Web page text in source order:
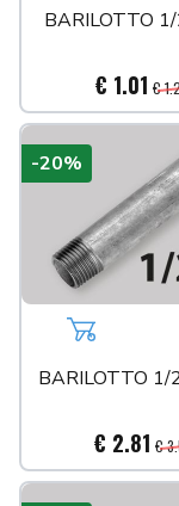
BARILOTTO
€ 1.01 €
Aggiungi
BARILOTTO 1/
€ 2.81 €
-20%